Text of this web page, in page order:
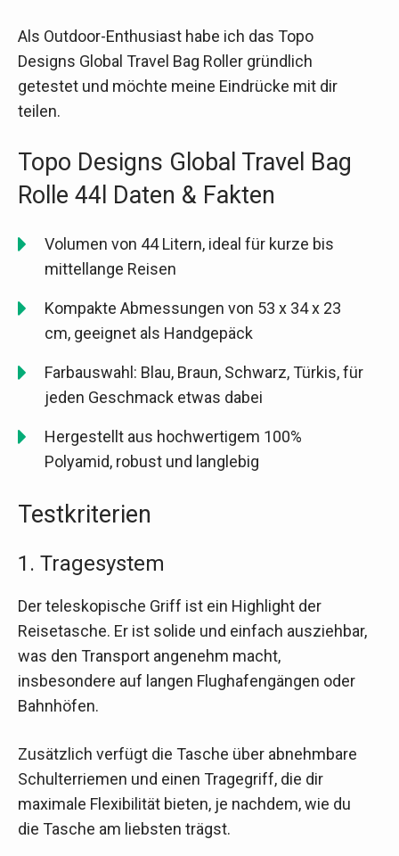
Als Outdoor-Enthusiast habe ich das Topo
Designs Global Travel Bag Roller gründlich
getestet und möchte meine Eindrücke mit dir
teilen.
Topo Designs Global Travel Bag
Rolle 44l Daten & Fakten
Volumen von 44 Litern, ideal für kurze bis
mittellange Reisen
Kompakte Abmessungen von 53 x 34 x 23
cm, geeignet als Handgepäck
Farbauswahl: Blau, Braun, Schwarz, Türkis, für
jeden Geschmack etwas dabei
Hergestellt aus hochwertigem 100%
Polyamid, robust und langlebig
Testkriterien
1. Tragesystem
Der teleskopische Griff ist ein Highlight der
Reisetasche. Er ist solide und einfach ausziehbar,
was den Transport angenehm macht,
insbesondere auf langen Flughafengängen oder
Bahnhöfen.
Zusätzlich verfügt die Tasche über abnehmbare
Schulterriemen und einen Tragegriff, die dir
maximale Flexibilität bieten, je nachdem, wie du
die Tasche am liebsten trägst.